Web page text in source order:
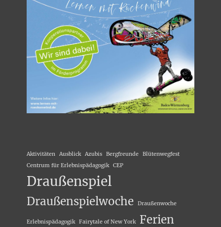
Aktivitäten Ausblick Azubis Bergfreunde
Blütenwegfest
Centrum für Erlebnispädagogik
CEP
Draußenspiel
Draußenspielwoche Draußenwoche
Erlebnispädagogik Fairytale of New York Ferien